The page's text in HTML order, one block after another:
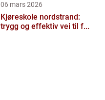
06 mars 2026
Kjøreskole nordstrand:
trygg og effektiv vei til f...